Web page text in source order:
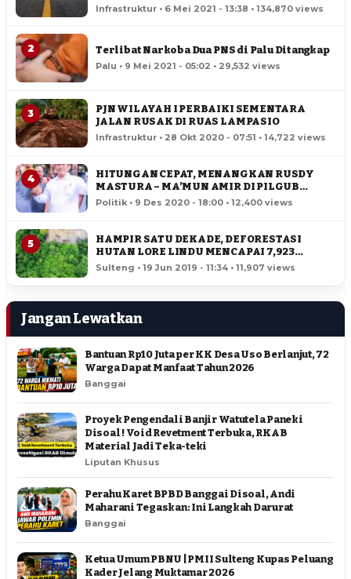
Infrastruktur • 6 Mei 2021 - 13:38 • 134,870 views
2 Terlibat Narkoba Dua PNS di Palu Ditangkap
Palu • 9 Mei 2021 - 05:02 • 29,532 views
3
PJN WILAYAH I PERBAIKI SEMENTARA
JALAN RUSAK DI RUAS LAMPASIO
Infrastruktur • 28 Okt 2020 - 07:51 • 14,722 views
4
HITUNGAN CEPAT, MENANGKAN RUSDY
MASTURA – MA’MUN AMIR DI PILGUB
SULTENG
Politik • 9 Des 2020 - 18:00 • 12,400 views
5
HAMPIR SATU DEKADE, DEFORESTASI
HUTAN LORE LINDU MENCAPAI 7,923
HEKTAR
Sulteng • 19 Jun 2019 - 11:34 • 11,907 views
Jangan Lewatkan
Bantuan Rp10 Juta per KK Desa Uso Berlanjut, 72
Warga Dapat Manfaat Tahun 2026
Banggai
Proyek Pengendali Banjir Watutela Paneki
Disoal ! Void Revetment Terbuka, RKAB
Material Jadi Teka-teki
Liputan Khusus
Perahu Karet BPBD Banggai Disoal, Andi
Maharani Tegaskan: Ini Langkah Darurat
Banggai
Ketua Umum PBNU | PMII Sulteng Kupas Peluang
Kader Jelang Muktamar 2026